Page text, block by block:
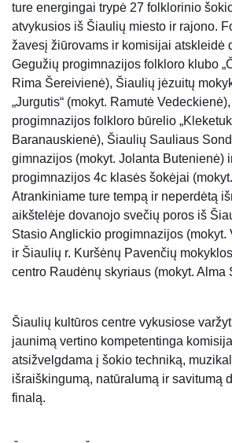
ture energingai trypė 27 folklorinio
atvykusios iš Šiaulių miesto ir rajono.
žavesį žiūrovams ir komisijai atskleidė
Gegužių progimnazijos folkloro klubo
Rima Šereivienė), Šiaulių jėzuitų
„Jurgutis“ (mokyt. Ramutė
progimnazijos folkloro būrelio
Baranauskienė), Šiaulių Sauliaus
gimnazijos (mokyt. Jolanta Butenienė)
progimnazijos 4c klasės šokėjai
Atrankiniame ture tempą ir neperdėtą
aikštelėje dovanojo svečių poros iš
Stasio Anglickio progimnazijos
ir Šiaulių r. Kuršėnų Pavenčių
centro Raudėnų skyriaus (mokyt. Alma
Šiaulių kultūros centre vykusiose
jaunimą vertino kompetentinga
atsižvelgdama į šokio techniką,
išraiškingumą, natūralumą ir savitumą
finalą.